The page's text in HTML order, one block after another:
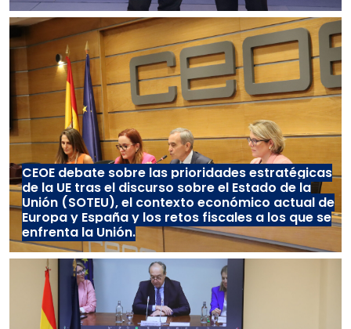
CEOE debate sobre las prioridades estratégicas
de la UE tras el discurso sobre el Estado de la
Unión (SOTEU), el contexto económico actual de
Europa y España y los retos fiscales a los que se
enfrenta la Unión.